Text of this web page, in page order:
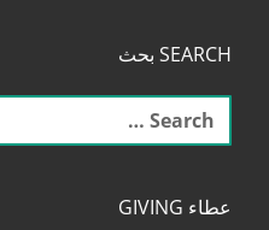
SEARCH بحث
البحث
عن:
عطاء GIVING